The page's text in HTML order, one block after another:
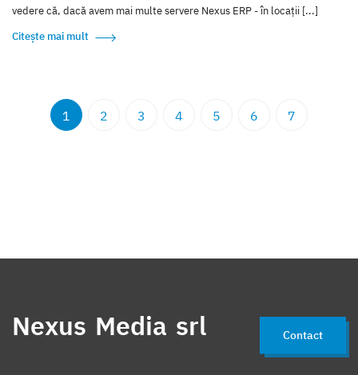
vedere că, dacă avem mai multe servere Nexus ERP - în locaţii [...]
Citește mai mult
1 2 3 4 5 6 7
Nexus Media srl Contact